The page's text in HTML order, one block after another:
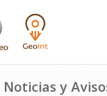
Noticias y